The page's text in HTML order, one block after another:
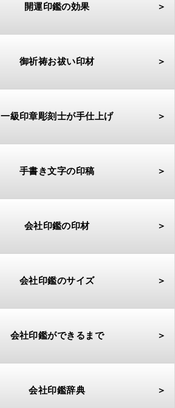
開運印鑑の効果 ＞
御祈祷お祓い印材 ＞
一級印章彫刻士が手仕上げ ＞
手書き文字の印稿 ＞
会社印鑑の印材 ＞
会社印鑑のサイズ ＞
会社印鑑ができるまで ＞
会社印鑑辞典 ＞